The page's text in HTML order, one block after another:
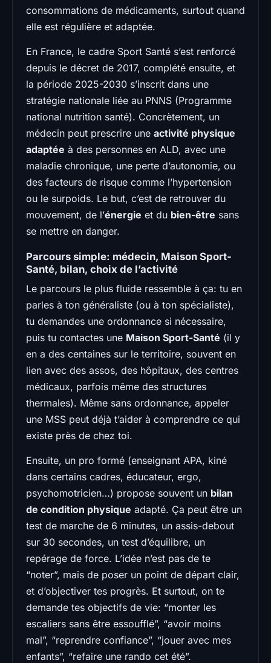
consommations de médicaments, surtout quand
elle est régulière et adaptée.
En France, le cadre Sport Santé s’est renforcé
depuis le décret de 2017, complété ensuite, et
la période 2025-2030 s’inscrit dans une
stratégie nationale liée au PNNS (Programme
national nutrition santé). Concrètement, un
médecin peut prescrire une activité physique
adaptée à des personnes en ALD, avec une
maladie chronique, une perte d’autonomie, ou
des facteurs de risque comme l’hypertension
ou le surpoids. Le but, c’est de retrouver du
mouvement, de l’énergie et du bien-être sans
se mettre en danger.
Parcours simple: médecin, Maison Sport-
Santé, bilan, choix de l’activité
Le parcours le plus fluide ressemble à ça: tu en
parles à ton généraliste (ou à ton spécialiste),
tu demandes une ordonnance si nécessaire,
puis tu contactes une Maison Sport-Santé (il y
en a des centaines sur le territoire, souvent en
lien avec des assos, des hôpitaux, des centres
médicaux, parfois même des structures
thermales). Même sans ordonnance, appeler
une MSS peut déjà t’aider à comprendre ce qui
existe près de chez toi.
Ensuite, un pro formé (enseignant APA, kiné
dans certains cadres, éducateur, ergo,
psychomotricien…) propose souvent un bilan
de condition physique adapté. Ça peut être un
test de marche de 6 minutes, un assis-debout
sur 30 secondes, un test d’équilibre, un
repérage de force. L’idée n’est pas de te
“noter”, mais de poser un point de départ clair,
et d’objectiver tes progrès. Et surtout, on te
demande tes objectifs de vie: “monter les
escaliers sans être essoufflé”, “avoir moins
mal”, “reprendre confiance”, “jouer avec mes
enfants”, “refaire une rando cet été”.